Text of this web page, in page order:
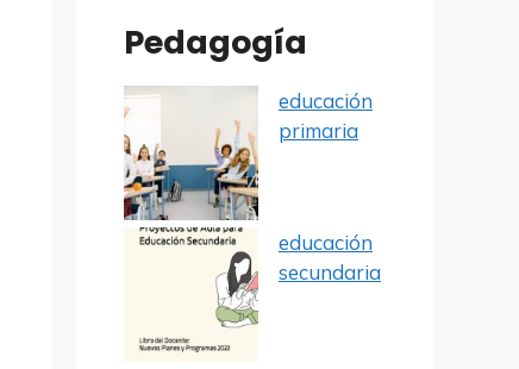
Pedagogía
educación
primaria
educación
secundaria